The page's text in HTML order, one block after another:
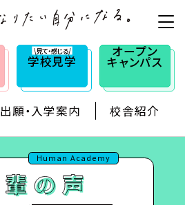
\見て・感じる/
学校見学
オープン
キャンパス
出願・入学案内 校舎紹介
Human Academy